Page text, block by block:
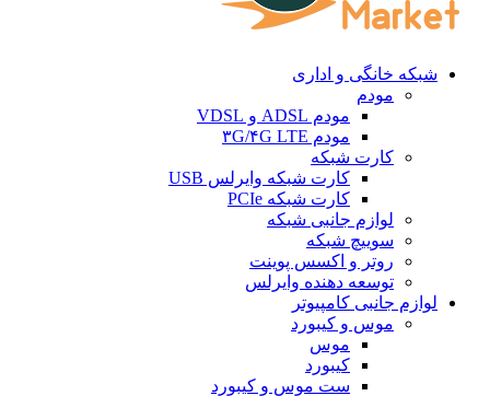
شبکه خانگی و اداری
مودم
مودم ADSL و VDSL
مودم ۳G/۴G LTE
کارت شبکه
کارت شبکه وایرلس USB
کارت شبکه PCIe
لوازم جانبی شبکه
سوییچ شبکه
روتر و اکسس پوینت
توسعه دهنده وایرلس
لوازم جانبی کامپیوتر
موس و کیبورد
موس
کیبورد
ست موس و کیبورد